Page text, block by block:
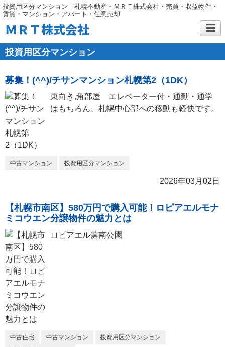
投資用区分マンション｜札幌不動産・ＭＲＴ株式会社・売買・収益物件・
賃貸・マンション・アパート・任意売却
ＭＲＴ株式会社
投資用区分マンション
募集！(^^)/チサンマンション札幌第2（1DK）
東向き,⾓部屋 エレベーター付・通勤・通学
はもちろん、札幌中心部への移動も軽快です。
中古マンション 投資用区分マンション
2026年03月02日
【札幌市南区】580万円で購入可能！ロピアエルモナ
ミコウエン分譲物件の魅力とは
ロピアエル藻南公園
中古住宅 中古マンション
投資用区分マンション